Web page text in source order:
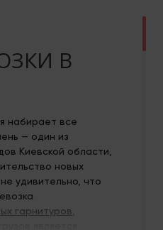
В
набирает все
— один из
Киевской области,
новых
удивительно, что
гарнитуров